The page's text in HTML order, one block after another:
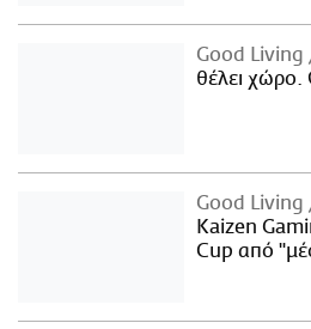
Good Living
θέλει χώρο.
Good Living
Kaizen
Cup από